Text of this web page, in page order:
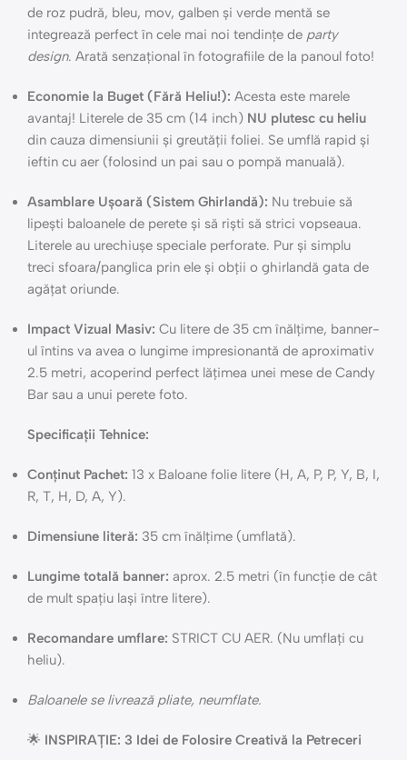
de roz pudră, bleu, mov, galben și verde mentă se
integrează perfect în cele mai noi tendințe de party
design. Arată senzațional în fotografiile de la panoul foto!
Economie la Buget (Fără Heliu!): Acesta este marele
avantaj! Literele de 35 cm (14 inch) NU plutesc cu heliu
din cauza dimensiunii și greutății foliei. Se umflă rapid și
ieftin cu aer (folosind un pai sau o pompă manuală).
Asamblare Ușoară (Sistem Ghirlandă): Nu trebuie să
lipești baloanele de perete și să riști să strici vopseaua.
Literele au urechiușe speciale perforate. Pur și simplu
treci sfoara/panglica prin ele și obții o ghirlandă gata de
agățat oriunde.
Impact Vizual Masiv: Cu litere de 35 cm înălțime, banner-
ul întins va avea o lungime impresionantă de aproximativ
2.5 metri, acoperind perfect lățimea unei mese de Candy
Bar sau a unui perete foto.
Specificații Tehnice:
Conținut Pachet: 13 x Baloane folie litere (H, A, P, P, Y, B, I,
R, T, H, D, A, Y).
Dimensiune literă: 35 cm înălțime (umflată).
Lungime totală banner: aprox. 2.5 metri (în funcție de cât
de mult spațiu lași între litere).
Recomandare umflare: STRICT CU AER. (Nu umflați cu
heliu).
Baloanele se livrează pliate, neumflate.
🌟 INSPIRAȚIE: 3 Idei de Folosire Creativă la Petreceri